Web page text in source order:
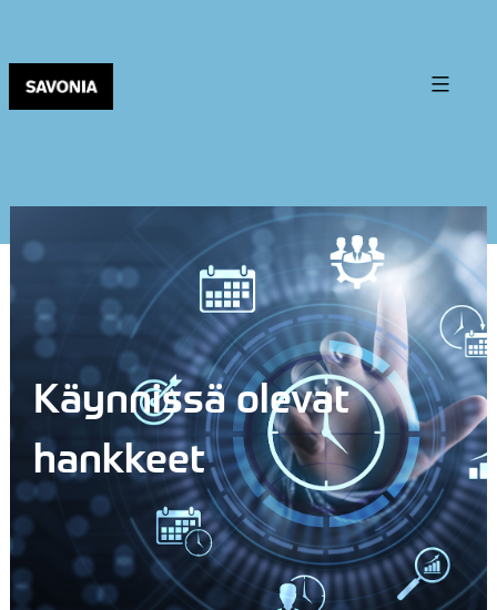
Käynnissä olevat
hankkeet